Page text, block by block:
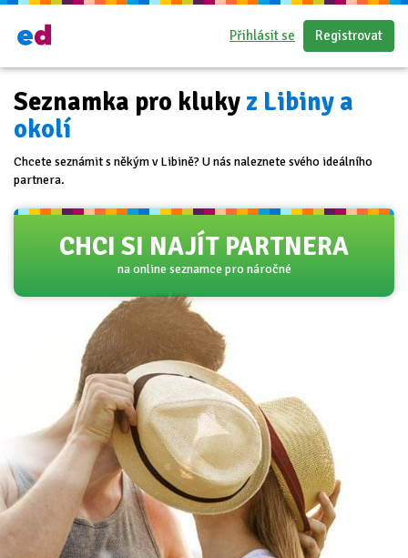
Přihlásit se Registrovat
Seznamka pro kluky z Libiny a
okolí
Chcete seznámit s někým v Libině? U nás naleznete svého ideálního
partnera.
CHCI SI NAJÍT PARTNERA
na online seznamce pro náročné